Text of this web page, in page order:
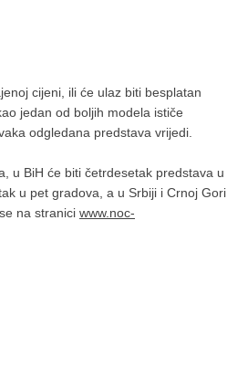
cijeni, ili će ulaz biti besplatan
jedan od boljih modela ističe
odgledana predstava vrijedi.
u BiH će biti četrdesetak predstava u
u pet gradova, a u Srbiji i Crnoj Gori
na stranici www.noc-